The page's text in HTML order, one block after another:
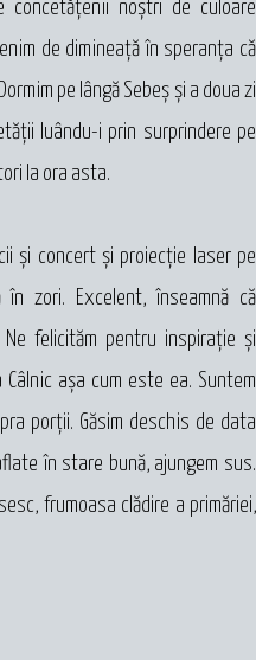
concetăţenii noştri de culoare
de dimineaţă în speranţa că
pe lângă Sebeş şi a doua zi
luându-i prin surprindere pe
la ora asta.
şi concert şi proiecţie laser pe
zori. Excelent, înseamnă că
felicităm pentru inspiraţie şi
aşa cum este ea. Suntem
porţii. Găsim deschis de data
în stare bună, ajungem sus.
frumoasa clădire a primăriei,